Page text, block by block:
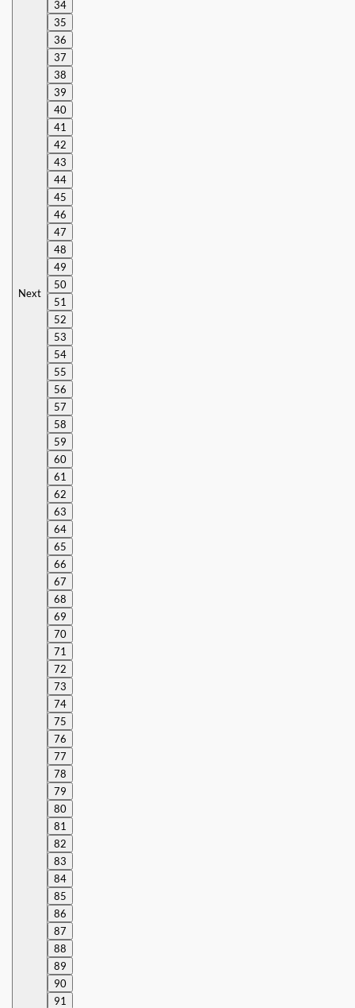
Next
34
35
36
37
38
39
40
41
42
43
44
45
46
47
48
49
50
51
52
53
54
55
56
57
58
59
60
61
62
63
64
65
66
67
68
69
70
71
72
73
74
75
76
77
78
79
80
81
82
83
84
85
86
87
88
89
90
91